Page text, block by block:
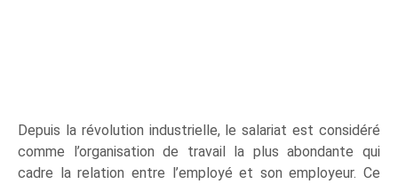
Depuis la révolution industrielle, le salariat est considéré
comme l’organisation de travail la plus abondante qui
cadre la relation entre l’employé et son employeur. Ce